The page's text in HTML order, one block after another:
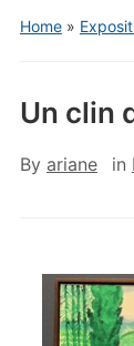
Home»
Un clin
By ariane in